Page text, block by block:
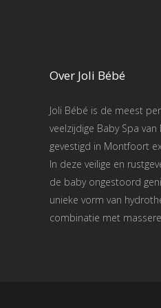
Over Joli Bébé
Joli Bébé is de meest
veelzijdige Baby Spa
gevestigd in Montfoort
In deze veilige en
de baby ongestoord
unieke vorm van
combinatie met